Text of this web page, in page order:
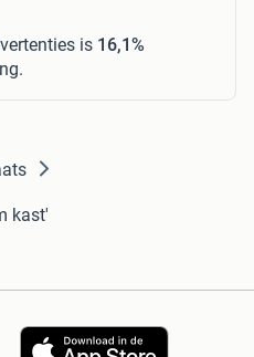
is 16,1%
kast'